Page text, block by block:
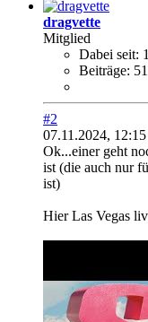
dragvette
Mitglied
Dabei seit:
Beiträge:
#2
07.11.2024, 12:15
Ok...einer geht
ist (die auch nur
ist)
Hier Las Vegas